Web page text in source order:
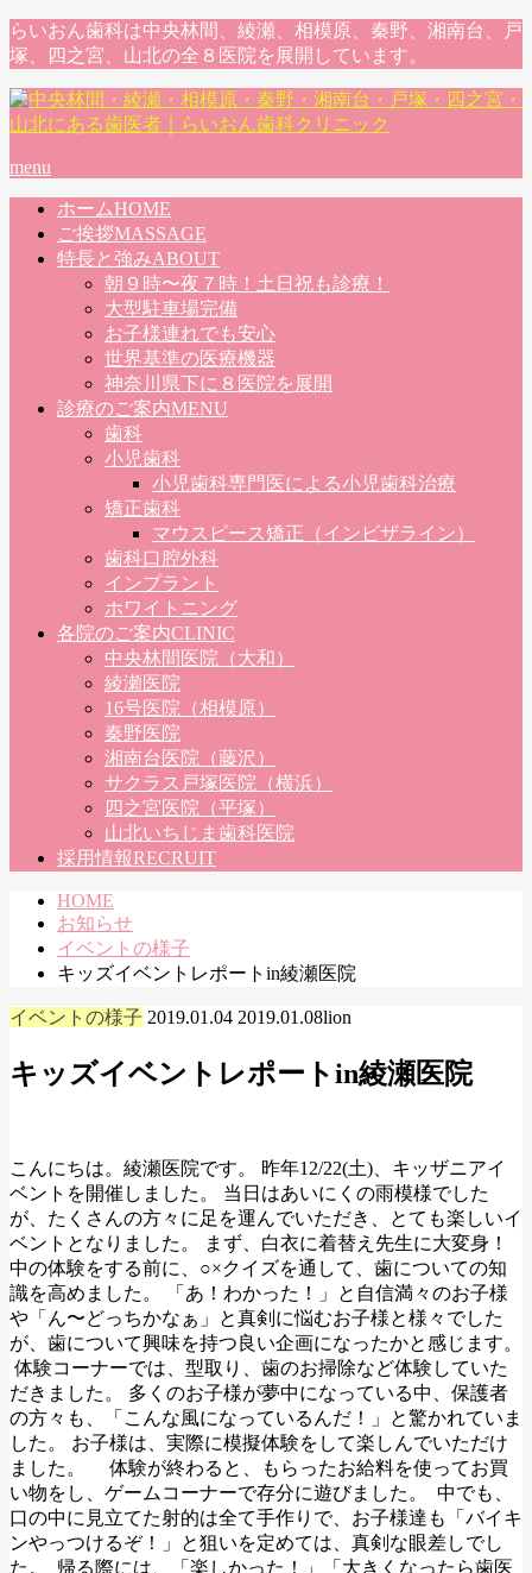
らいおん歯科は中央林間、綾瀬、相模原、秦野、湘南台、戸
塚、四之宮、山北の全８医院を展開しています。
menu
ホームHOME
ご挨拶MASSAGE
特長と強みABOUT
朝９時〜夜７時！土日祝も診療！
大型駐車場完備
お子様連れでも安心
世界基準の医療機器
神奈川県下に８医院を展開
診療のご案内MENU
歯科
小児歯科
小児歯科専門医による小児歯科治療
矯正歯科
マウスピース矯正（インビザライン）
歯科口腔外科
インプラント
ホワイトニング
各院のご案内CLINIC
中央林間医院（大和）
綾瀬医院
16号医院（相模原）
秦野医院
湘南台医院（藤沢）
サクラス戸塚医院（横浜）
四之宮医院（平塚）
山北いちじま歯科医院
採用情報RECRUIT
HOME
お知らせ
イベントの様子
キッズイベントレポートin綾瀬医院
イベントの様子 2019.01.04 2019.01.08lion
キッズイベントレポートin綾瀬医院
こんにちは。綾瀬医院です。 昨年12/22(土)、キッザニアイ
ベントを開催しました。 当日はあいにくの雨模様でした
が、たくさんの方々に足を運んでいただき、とても楽しいイ
ベントとなりました。 まず、白衣に着替え先生に大変身！
中の体験をする前に、○×クイズを通して、歯についての知
識を高めました。 「あ！わかった！」と自信満々のお子様
や「ん〜どっちかなぁ」と真剣に悩むお子様と様々でした
が、歯について興味を持つ良い企画になったかと感じます。
体験コーナーでは、型取り、歯のお掃除など体験していた
だきました。 多くのお子様が夢中になっている中、保護者
の方々も、「こんな風になっているんだ！」と驚かれていま
した。 お子様は、実際に模擬体験をして楽しんでいただけ
ました。
体験が終わると、もらったお給料を使ってお買
い物をし、ゲームコーナーで存分に遊びました。
中でも、
口の中に見立てた射的は全て手作りで、お子様達も「バイキ
ンやっつけるぞ！」と狙いを定めては、真剣な眼差しでし
た。
帰る際には、「楽しかった！」「大きくなったら歯医